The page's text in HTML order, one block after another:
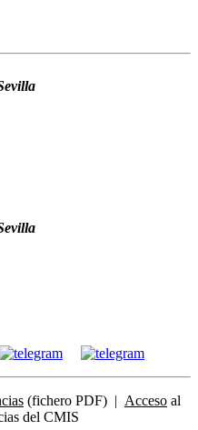
(fichero PDF) | Acceso al
del CMIS